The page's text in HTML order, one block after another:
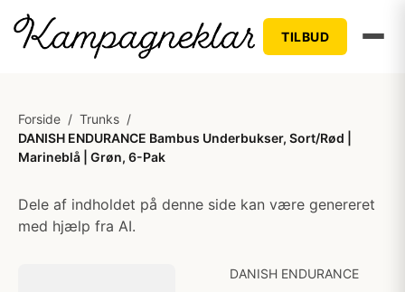
TILBUD
Forside / Trunks /
DANISH ENDURANCE Bambus Underbukser, Sort/Rød |
Marineblå | Grøn, 6-Pak
Dele af indholdet på denne side kan være genereret
med hjælp fra AI.
DANISH ENDURANCE